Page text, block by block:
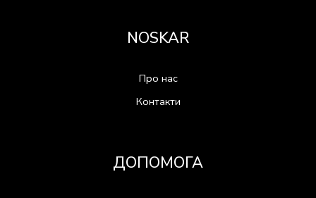
NOSKAR
Про нас
Контакти
ДОПОМОГА